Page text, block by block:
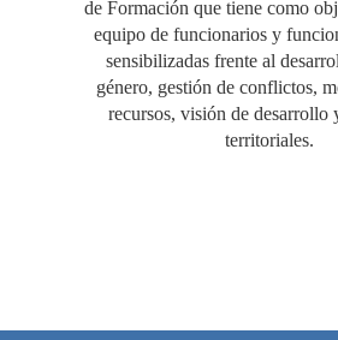
de Formación que tiene como
equipo de funcionarios y
sensibilizadas frente al
género, gestión de conflictos,
recursos, visión de desarrollo
territoriales.